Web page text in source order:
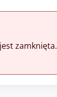
zamknięta.